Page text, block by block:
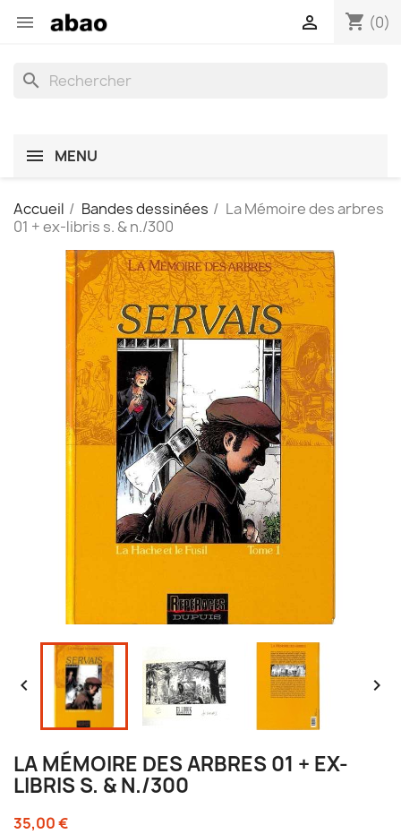
 shopping_cart (0)

search
MENU
Accueil Bandes dessinées
La Mémoire des arbres
01 + ex-libris s. & n./300
 
LA MÉMOIRE DES ARBRES 01 + EX-
LIBRIS S. & N./300
35,00 €